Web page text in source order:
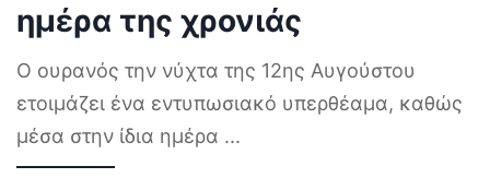
ημέρα της χρονιάς
Ο ουρανός την νύχτα της 12ης Αυγούστου
ετοιμάζει ένα εντυπωσιακό υπερθέαμα, καθώς
μέσα στην ίδια ημέρα ...